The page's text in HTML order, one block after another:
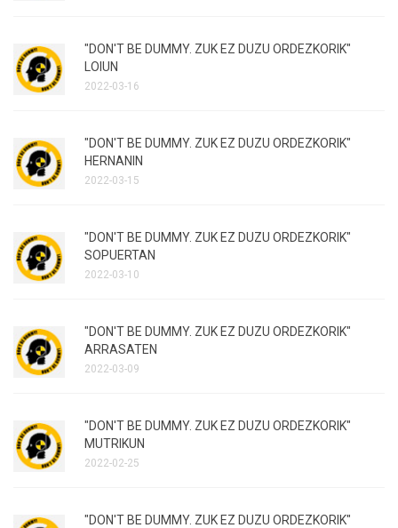
"DON'T BE DUMMY. ZUK EZ DUZU ORDEZKORIK"
LOIUN
2022-03-16
"DON'T BE DUMMY. ZUK EZ DUZU ORDEZKORIK"
HERNANIN
2022-03-15
"DON'T BE DUMMY. ZUK EZ DUZU ORDEZKORIK"
SOPUERTAN
2022-03-10
"DON'T BE DUMMY. ZUK EZ DUZU ORDEZKORIK"
ARRASATEN
2022-03-09
"DON'T BE DUMMY. ZUK EZ DUZU ORDEZKORIK"
MUTRIKUN
2022-02-25
"DON'T BE DUMMY. ZUK EZ DUZU ORDEZKORIK"